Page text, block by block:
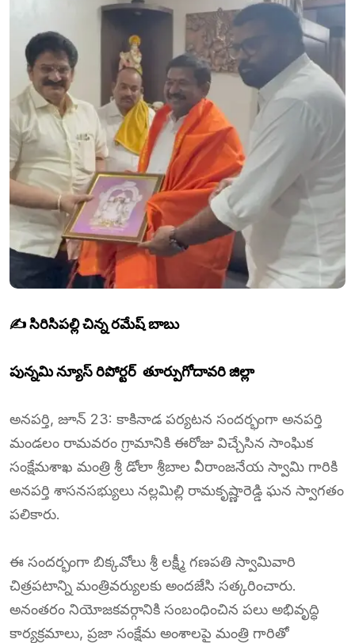
✍️ సిరిసిపల్లి చిన్న రమేష్ బాబు
పున్నమి న్యూస్ రిపోర్టర్ తూర్పుగోదావరి జిల్లా
అనపర్తి, జూన్ 23: కాకినాడ పర్యటన సందర్భంగా అనపర్తి
మండలం రామవరం గ్రామానికి ఈరోజు విచ్చేసిన సాంఘిక
సంక్షేమశాఖ మంత్రి శ్రీ డోలా శ్రీబాల వీరాంజనేయ స్వామి గారికి
అనపర్తి శాసనసభ్యులు నల్లమిల్లి రామకృష్ణారెడ్డి ఘన స్వాగతం
పలికారు.
ఈ సందర్భంగా బిక్కవోలు శ్రీ లక్ష్మీ గణపతి స్వామివారి
చిత్రపటాన్ని మంత్రివర్యులకు అందజేసి సత్కరించారు.
అనంతరం నియోజకవర్గానికి సంబంధించిన పలు అభివృద్ధి
కార్యక్రమాలు, ప్రజా సంక్షేమ అంశాలపై మంత్రి గారితో